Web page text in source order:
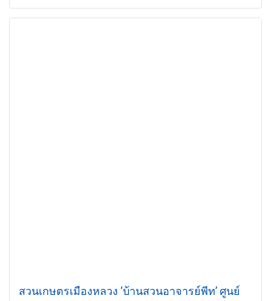
สวนเกษตรเมืองหลวง ‘บ้านสวนอาจารย์พีท’ ศูนย์